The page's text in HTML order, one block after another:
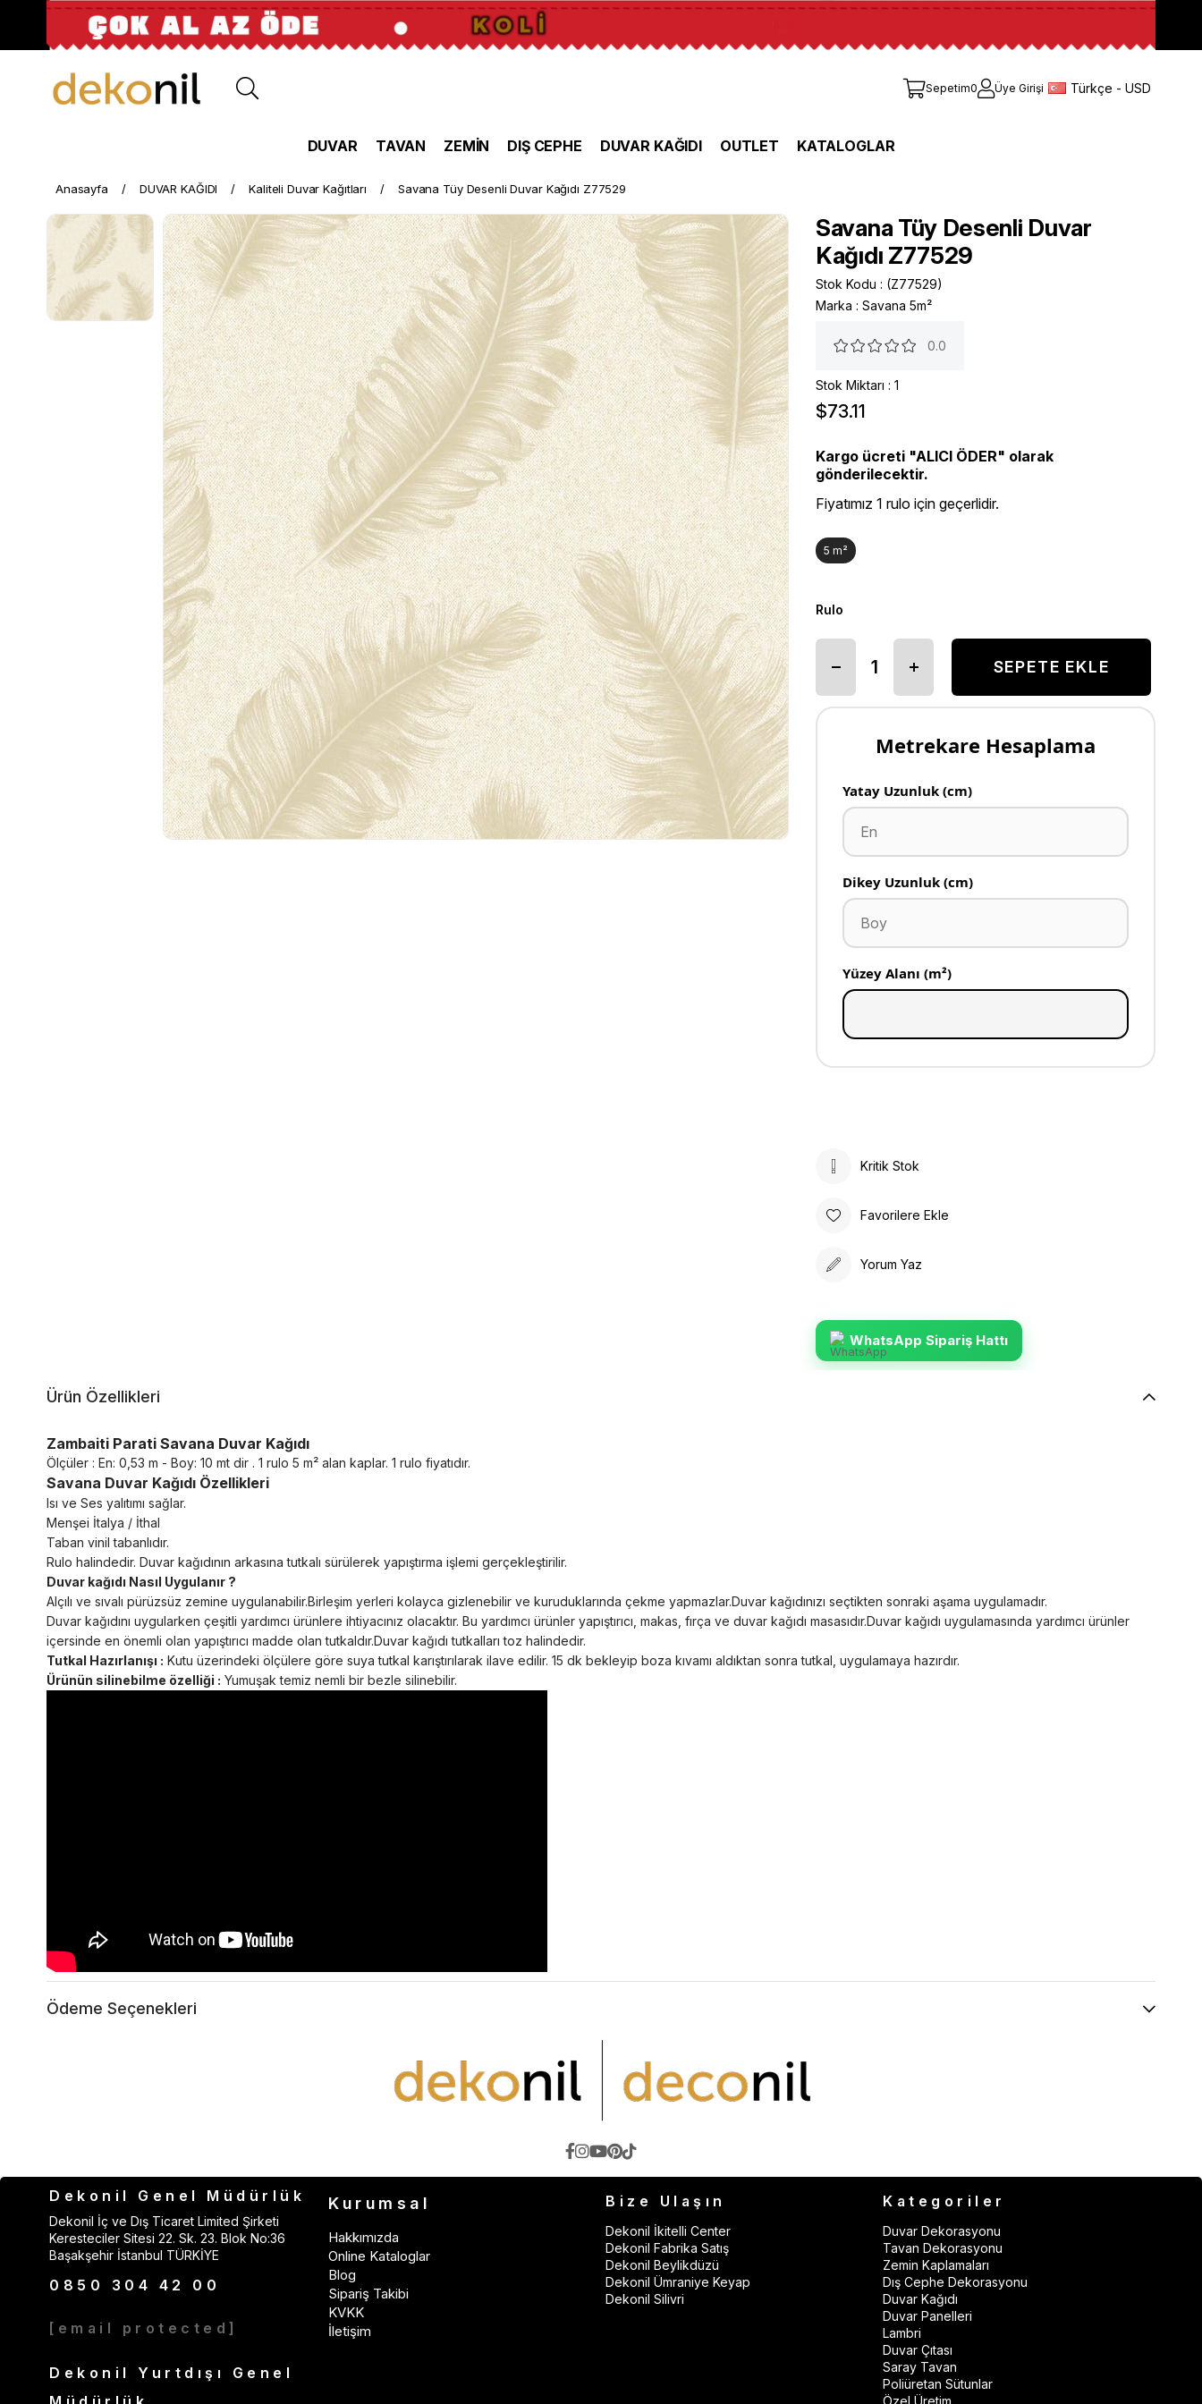
Sepetim0 Üye Girişi Türkçe - USD
DUVAR TAVAN ZEMİN DIŞ CEPHE DUVAR KAĞIDI OUTLET KATALOGLAR
Anasayfa DUVAR KAĞIDI Kaliteli Duvar Kağıtları Savana Tüy Desenli Duvar Kağıdı Z77529
Savana Tüy Desenli Duvar
Kağıdı Z77529
Stok Kodu
(Z77529)
Marka : Savana 5m²
0.0
Stok Miktarı : 1
$73.11
Kargo ücreti "ALICI ÖDER" olarak
gönderilecektir.
Fiyatımız 1 rulo için geçerlidir.
5 m²
Rulo
Metrekare Hesaplama
Yatay Uzunluk (cm)
Dikey Uzunluk (cm)
Yüzey Alanı (m²)
Kritik Stok
Favorilere Ekle
Yorum Yaz
WhatsApp Sipariş Hattı
Ürün Özellikleri
Zambaiti Parati Savana Duvar Kağıdı
Ölçüler : En: 0,53 m - Boy: 10 mt dir . 1 rulo 5 m² alan kaplar. 1 rulo fiyatıdır.
Savana Duvar Kağıdı Özellikleri
Isı ve Ses yalıtımı sağlar.
Menşei İtalya / İthal
Taban vinil tabanlıdır.
Rulo halindedir. Duvar kağıdının arkasına tutkalı sürülerek yapıştırma işlemi gerçekleştirilir.
Duvar kağıdı Nasıl Uygulanır ?
Alçılı ve sıvalı pürüzsüz zemine uygulanabilir.Birleşim yerleri kolayca gizlenebilir ve kuruduklarında çekme yapmazlar.Duvar kağıdınızı seçtikten sonraki aşama uygulamadır.
Duvar kağıdını uygularken çeşitli yardımcı ürünlere ihtiyacınız olacaktır. Bu yardımcı ürünler yapıştırıcı, makas, fırça ve duvar kağıdı masasıdır.Duvar kağıdı uygulamasında yardımcı ürünler
içersinde en önemli olan yapıştırıcı madde olan tutkaldır.Duvar kağıdı tutkalları toz halindedir.
Tutkal Hazırlanışı : Kutu üzerindeki ölçülere göre suya tutkal karıştırılarak ilave edilir. 15 dk bekleyip boza kıvamı aldıktan sonra tutkal, uygulamaya hazırdır.
Ürünün silinebilme özelliği : Yumuşak temiz nemli bir bezle silinebilir.
Ödeme Seçenekleri
Dekonil Genel Müdürlük
Dekonil İç ve Dış Ticaret Limited Şirketi
Keresteciler Sitesi 22. Sk. 23. Blok No:36
Başakşehir İstanbul TÜRKİYE
0850 304 42 00
[email protected]
Dekonil Yurtdışı Genel
Kurumsal
Hakkımızda
Online Kataloglar
Blog
Sipariş Takibi
KVKK
İletişim
Bize Ulaşın
Dekonil İkitelli Center
Dekonil Fabrika Satış
Dekonil Beylikdüzü
Dekonil Ümraniye Keyap
Dekonil Silivri
Kategoriler
Duvar Dekorasyonu
Tavan Dekorasyonu
Zemin Kaplamaları
Dış Cephe Dekorasyonu
Duvar Kağıdı
Duvar Panelleri
Lambri
Duvar Çıtası
Saray Tavan
Poliüretan Sütunlar
Özel Üretim